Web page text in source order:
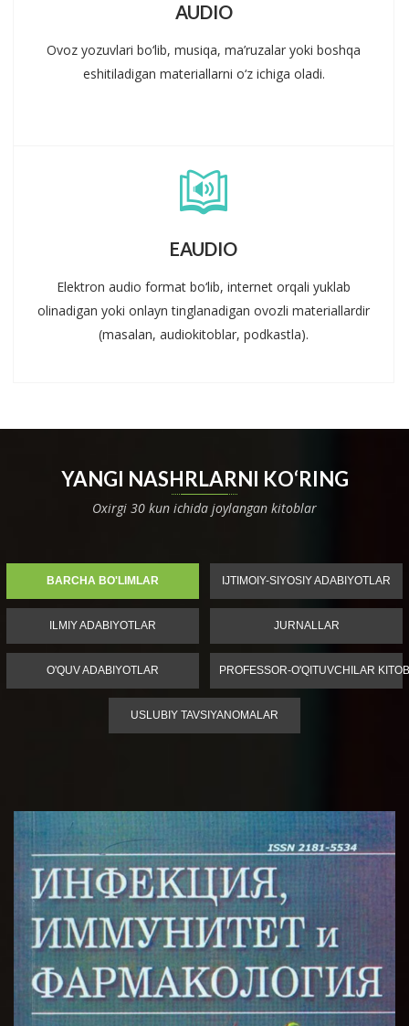
AUDIO
Ovoz yozuvlari bo‘lib, musiqa, ma’ruzalar yoki boshqa
eshitiladigan materiallarni o‘z ichiga oladi.
EAUDIO
Elektron audio format bo‘lib, internet orqali yuklab
olinadigan yoki onlayn tinglanadigan ovozli materiallardir
(masalan, audiokitoblar, podkastla).
YANGI NASHRLARNI KO‘RING
Oxirgi 30 kun ichida joylangan kitoblar
BARCHA BO'LIMLAR IJTIMOIY-SIYOSIY ADABIYOTLAR
ILMIY ADABIYOTLAR JURNALLAR
O'QUV ADABIYOTLAR PROFESSOR-O'QITUVCHILAR
USLUBIY TAVSIYANOMALAR